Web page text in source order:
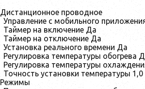
Дистанционное проводное
Управление c мобильного
Таймер на включение Да
Таймер на отключение Да
Установка реального времени Да
Регулировка температуры обогрева
Регулировка температуры
Точность установки температуры 1,0
Режимы